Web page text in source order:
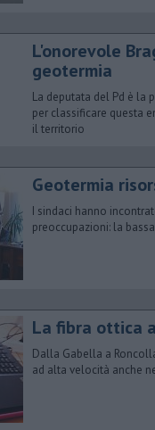
L'onorevole
geotermia
La deputata del Pd è la
per classificare questa
il territorio
Geotermia
I sindaci hanno
preoccupazioni: la
La fibra ottica
Dalla Gabella a
ad alta velocità anche